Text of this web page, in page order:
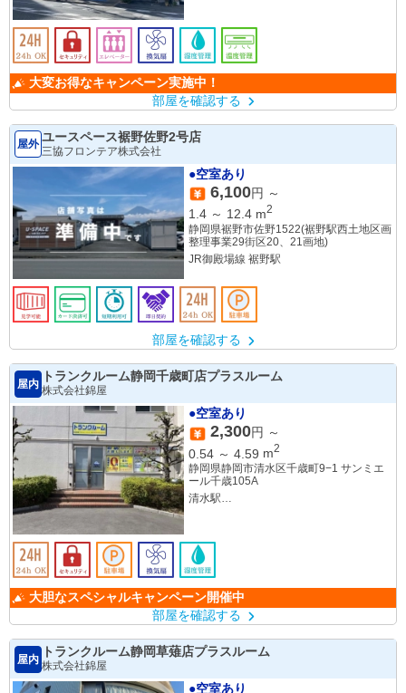
大変お得なキャンペーン実施中！
部屋を確認する
屋外 ユースペース裾野佐野2号店
三協フロンテア株式会社
●空室あり
6,100円 ～
1.4 ～ 12.4 m2
静岡県裾野市佐野1522(裾野駅西土地区画
整理事業29街区20、21画地)
JR御殿場線 裾野駅
部屋を確認する
屋内
トランクルーム静岡千歳町店プラスルーム
株式会社錦屋
●空室あり
2,300円 ～
0.54 ～ 4.59 m2
静岡県静岡市清水区千歳町9−1 サンミエ
ール千歳105A
清水駅
大胆なスペシャルキャンペーン開催中
部屋を確認する
屋内
トランクルーム静岡草薙店プラスルーム
株式会社錦屋
●空室あり